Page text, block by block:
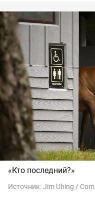
«Кто последний?»
Источник:Jim Uhing /